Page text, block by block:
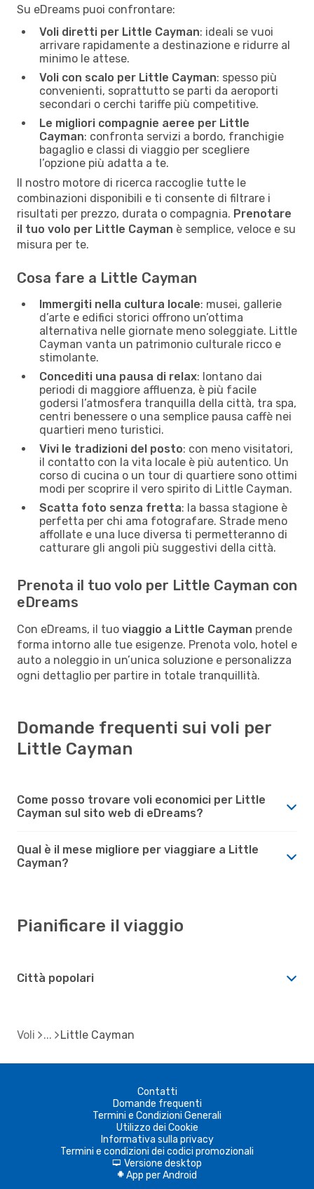
Su eDreams puoi confrontare:
Voli diretti per Little Cayman: ideali se vuoi
arrivare rapidamente a destinazione e ridurre al
minimo le attese.
Voli con scalo per Little Cayman: spesso più
convenienti, soprattutto se parti da aeroporti
secondari o cerchi tariffe più competitive.
Le migliori compagnie aeree per Little
Cayman: confronta servizi a bordo, franchigie
bagaglio e classi di viaggio per scegliere
l’opzione più adatta a te.
Il nostro motore di ricerca raccoglie tutte le
combinazioni disponibili e ti consente di filtrare i
risultati per prezzo, durata o compagnia. Prenotare
il tuo volo per Little Cayman è semplice, veloce e su
misura per te.
Cosa fare a Little Cayman
Immergiti nella cultura locale: musei, gallerie
d’arte e edifici storici offrono un’ottima
alternativa nelle giornate meno soleggiate. Little
Cayman vanta un patrimonio culturale ricco e
stimolante.
Concediti una pausa di relax: lontano dai
periodi di maggiore affluenza, è più facile
godersi l’atmosfera tranquilla della città, tra spa,
centri benessere o una semplice pausa caffè nei
quartieri meno turistici.
Vivi le tradizioni del posto: con meno visitatori,
il contatto con la vita locale è più autentico. Un
corso di cucina o un tour di quartiere sono ottimi
modi per scoprire il vero spirito di Little Cayman.
Scatta foto senza fretta: la bassa stagione è
perfetta per chi ama fotografare. Strade meno
affollate e una luce diversa ti permetteranno di
catturare gli angoli più suggestivi della città.
Prenota il tuo volo per Little Cayman con
eDreams
Con eDreams, il tuo viaggio a Little Cayman prende
forma intorno alle tue esigenze. Prenota volo, hotel e
auto a noleggio in un’unica soluzione e personalizza
ogni dettaglio per partire in totale tranquillità.
Domande frequenti sui voli per
Little Cayman
Come posso trovare voli economici per Little
Cayman sul sito web di eDreams?
Qual è il mese migliore per viaggiare a Little
Cayman?
Pianificare il viaggio
Città popolari
Voli Little Cayman
Contatti
Domande frequenti
Termini e Condizioni Generali
Utilizzo dei Cookie
Informativa sulla privacy
Termini e condizioni dei codici promozionali
d Versione desktop
A App per Android